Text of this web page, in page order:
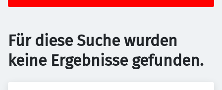
Für diese Suche wurden
keine Ergebnisse gefunden.